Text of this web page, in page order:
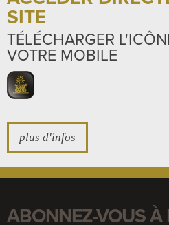
SITE
TÉLÉCHARGER
VOTRE MOBILE
plus d'infos
ABONNEZ-VOUS À